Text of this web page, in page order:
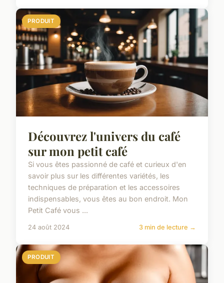
PRODUIT
Découvrez l'univers du café
sur mon petit café
Si vous êtes passionné de café et curieux d'en
savoir plus sur les différentes variétés, les
techniques de préparation et les accessoires
indispensables, vous êtes au bon endroit. Mon
Petit Café vous ...
24 août 2024 3 min de lecture →
PRODUIT